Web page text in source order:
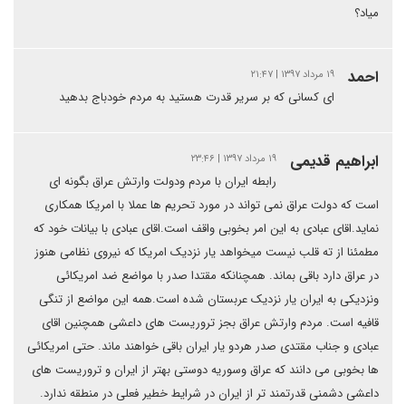
میاد؟
احمد ۱۹ مرداد ۱۳۹۷ | ۲۱:۴۷
ای کسانی که بر سریر قدرت هستید به مردم خودباج بدهید
ابراهیم قدیمی ۱۹ مرداد ۱۳۹۷ | ۲۳:۴۶
رابطه ایران با مردم ودولت وارتش عراق بگونه ای
است که دولت عراق نمی تواند در مورد تحریم ها عملا با امریکا همکاری
نماید.اقای عبادی به این امر بخوبی واقف است.اقای عبادی با بیانات خود که
مطمئنا از ته قلب نیست میخواهد یار نزدیک امریکا که نیروی نظامی هنوز
در عراق دارد باقی بماند. همچنانکه مقتدا صدر با مواضع ضد امریکائی
ونزدیکی به ایران یار نزدیک عربستان شده است.همه این مواضع از تنگی
قافیه است. مردم وارتش عراق بجز تروریست های داعشی همچنین اقای
عبادی و جناب مقتدی صدر هردو یار ایران باقی خواهند ماند. حتی امریکائی
ها بخوبی می دانند که عراق وسوریه دوستی بهتر از ایران و تروریست های
داعشی دشمنی قدرتمند تر از ایران در شرایط خطیر فعلی در منطقه ندارد.